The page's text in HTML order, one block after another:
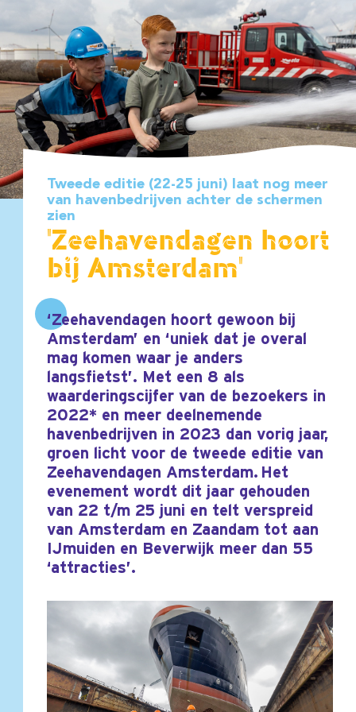
Tweede editie (22-25 juni) laat nog meer
van havenbedrijven achter de schermen
zien
'Zeehavendagen hoort
bij Amsterdam'
‘Zeehavendagen hoort gewoon bij
Amsterdam’ en ‘uniek dat je overal
mag komen waar je anders
langsfietst’. Met een 8 als
waarderingscijfer van de bezoekers in
2022* en meer deelnemende
havenbedrijven in 2023 dan vorig jaar,
groen licht voor de tweede editie van
Zeehavendagen Amsterdam. Het
evenement wordt dit jaar gehouden
van 22 t/m 25 juni en telt verspreid
van Amsterdam en Zaandam tot aan
IJmuiden en Beverwijk meer dan 55
‘attracties’.